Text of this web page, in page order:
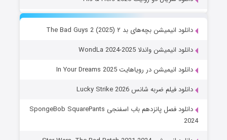
دانلود انیمیشن بچه‌های بد ۲ The Bad Guys 2 (2025)
دانلود انیمیشن واندلا WondLa 2024-2025
دانلود انیمیشن در رویاهایت In Your Dreams 2025
دانلود فیلم ضربه شانس Lucky Strike 2026
دانلود فصل پانزدهم باب اسفنجی SpongeBob SquarePants
2024